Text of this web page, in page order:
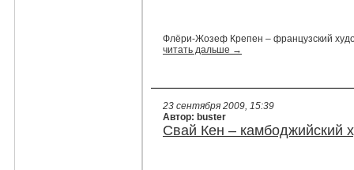
Флёри-Жозеф Крепен – французский
читать дальше →
23 сентября 2009, 15:39
Автор: buster
Свай Кен – камбоджийский